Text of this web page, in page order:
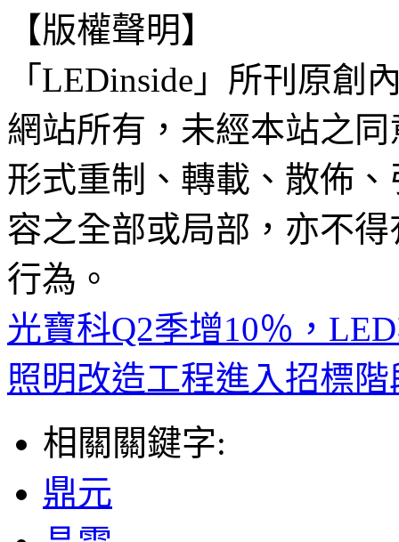
【版權聲明】
「LEDinside」所刊原創
網站所有，未經本站之
形式重制、轉載、散佈
容之全部或局部，亦不
行為。
光寶科Q2季增10％，
照明改造工程進入招標階
相關關鍵字:
鼎元